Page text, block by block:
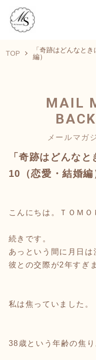
TOP
「奇跡はどんなと
編）
MAIL
メールマガ
「奇跡はどんな
10（恋愛・結婚編
こんにちは。ＴＯＭＯ
続きです。
あっという間に月日は
彼との交際が2年すぎ
私は焦っていました。
38歳という年齢の焦り